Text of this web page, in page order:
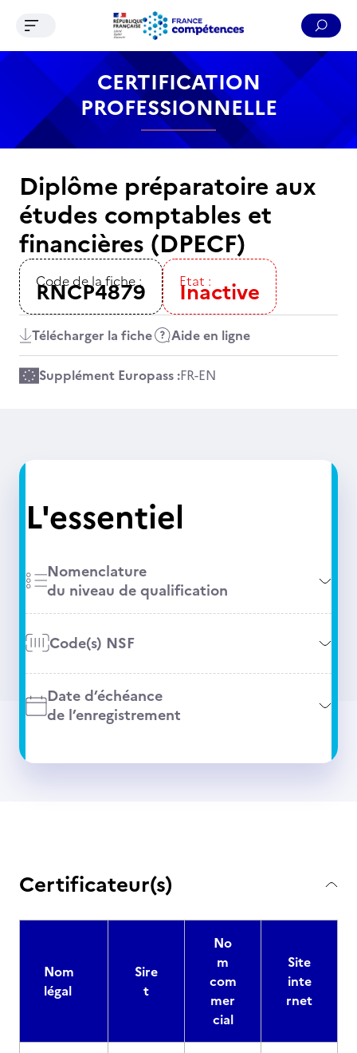
Contenu Recherche Menu Pied de page
Ouvrir le menu de navigation
CERTIFICATION
PROFESSIONNELLE
Diplôme préparatoire aux
études comptables et
financières (DPECF)
Code de la fiche :
RNCP4879 Etat :
Inactive
Télécharger la fiche Aide en ligne
Supplément Europass :FR-EN
L'essentiel
Nomenclature
du niveau de qualification
Code(s) NSF
Date d’échéance
de l’enregistrement
Certificateur(s)
Nom
légal
Sire
t
No
m
com
mer
cial
Site
inte
rnet